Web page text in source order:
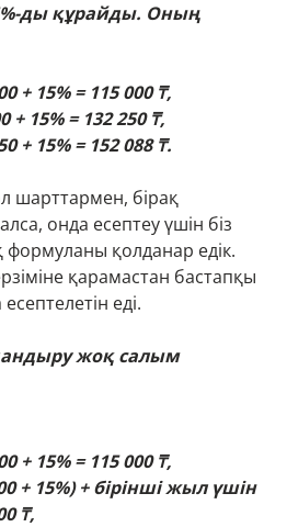
ды құрайды. Оның
+ 15% = 115 000 ₸,
15% = 132 250 ₸,
+ 15% = 152 088 ₸.
шарттармен, бірақ
онда есептеу үшін біз
қолданар едік.
қарамастан бастапқы
еді.
жоқ салым
+ 15% = 115 000 ₸,
+ 15%) + бірінші жыл үшін
₸,